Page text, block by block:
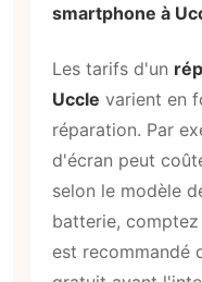
smartphone à
Les tarifs d'un
Uccle varient en
réparation. Par
d'écran peut
selon le modèle
batterie,
est recommandé